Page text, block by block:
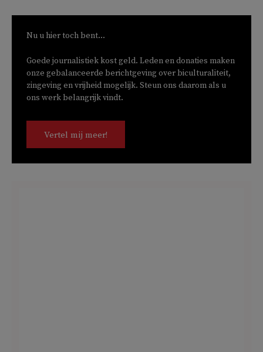
Nu u hier toch bent...
Goede journalistiek kost geld. Leden en donaties maken
onze gebalanceerde berichtgeving over biculturaliteit,
zingeving en vrijheid mogelijk. Steun ons daarom als u
ons werk belangrijk vindt.
Vertel mij meer!